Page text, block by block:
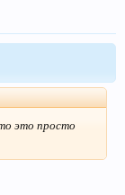
это просто